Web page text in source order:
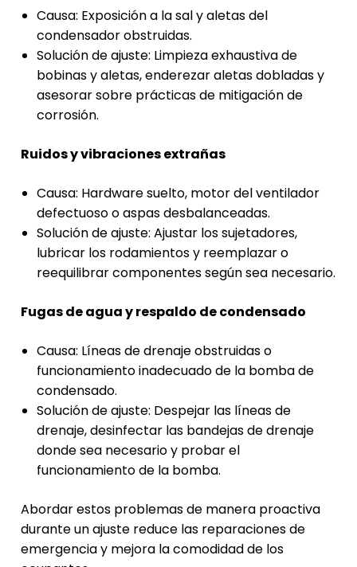
Causa: Exposición a la sal y aletas del
condensador obstruidas.
Solución de ajuste: Limpieza exhaustiva de
bobinas y aletas, enderezar aletas dobladas y
asesorar sobre prácticas de mitigación de
corrosión.
Ruidos y vibraciones extrañas
Causa: Hardware suelto, motor del ventilador
defectuoso o aspas desbalanceadas.
Solución de ajuste: Ajustar los sujetadores,
lubricar los rodamientos y reemplazar o
reequilibrar componentes según sea necesario.
Fugas de agua y respaldo de condensado
Causa: Líneas de drenaje obstruidas o
funcionamiento inadecuado de la bomba de
condensado.
Solución de ajuste: Despejar las líneas de
drenaje, desinfectar las bandejas de drenaje
donde sea necesario y probar el
funcionamiento de la bomba.
Abordar estos problemas de manera proactiva
durante un ajuste reduce las reparaciones de
emergencia y mejora la comodidad de los